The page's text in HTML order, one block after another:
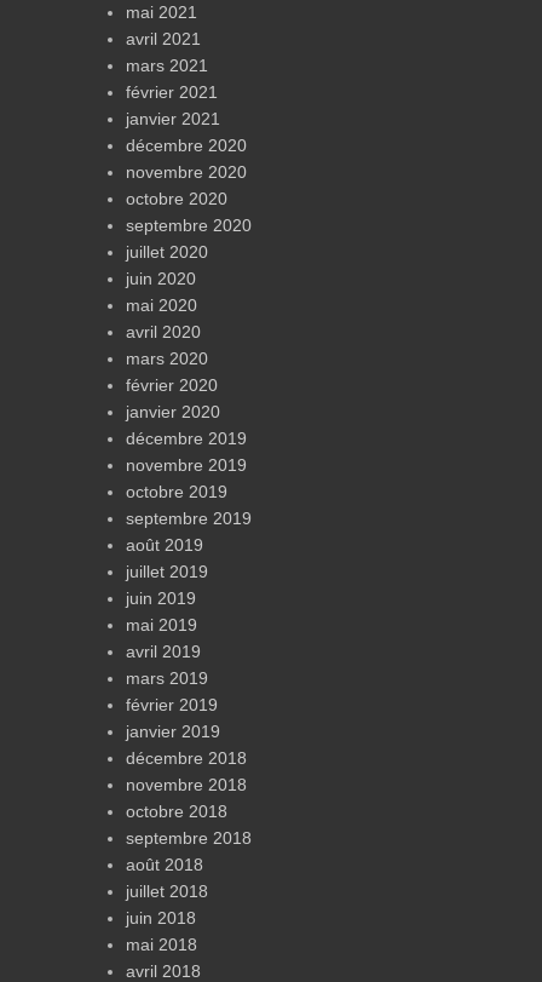
mai 2021
avril 2021
mars 2021
février 2021
janvier 2021
décembre 2020
novembre 2020
octobre 2020
septembre 2020
juillet 2020
juin 2020
mai 2020
avril 2020
mars 2020
février 2020
janvier 2020
décembre 2019
novembre 2019
octobre 2019
septembre 2019
août 2019
juillet 2019
juin 2019
mai 2019
avril 2019
mars 2019
février 2019
janvier 2019
décembre 2018
novembre 2018
octobre 2018
septembre 2018
août 2018
juillet 2018
juin 2018
mai 2018
avril 2018